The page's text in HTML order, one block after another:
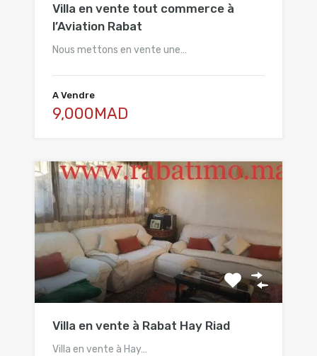
Villa en vente tout commerce à
l’Aviation Rabat
Nous mettons en vente une…
A Vendre
9,000MAD
Villa en vente à Rabat Hay Riad
Villa en vente à Hay…